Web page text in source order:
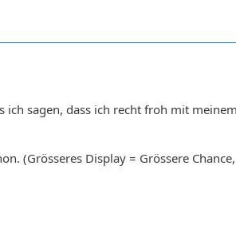
ich sagen, dass ich recht froh mit
(Grösseres Display = Grössere